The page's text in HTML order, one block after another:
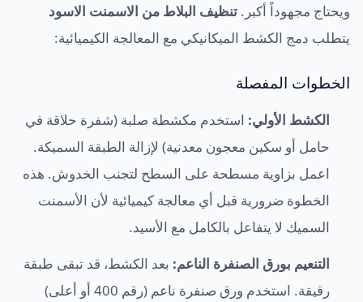
ويحتاج مجهوداً أكبر. تنظيف البلاط من الاسمنت الاسود
يتطلب دمج الكشط الميكانيكي مع المعالجة الكيميائية:
الخطوات المفصلة
الكشط الأولي: استخدم مكشطة صلبة (شفرة حلاقة في
حامل أو سكين معجون معدنية) لإزالة الطبقة السميكة.
اعمل بزاوية مسطحة على السطح لتجنب الخدوش. هذه
الخطوة ضرورية قبل أي معالجة كيميائية لأن الأسمنت
السميك لا يتفاعل بالكامل مع الأسيد.
التنعيم بورق الصنفرة الناعم: بعد الكشط، قد تبقى طبقة
رقيقة. استخدم ورق صنفرة ناعم (رقم 400 أو أعلى)